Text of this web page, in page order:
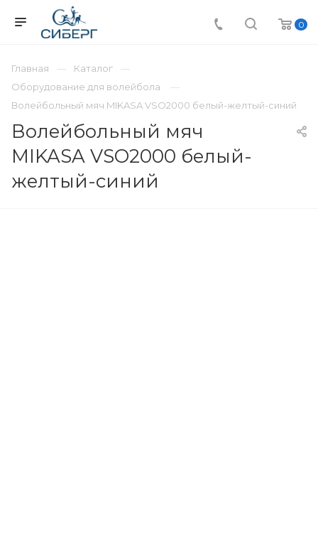
0
Главная
Каталог
Оборудование для волейбола
Волейбольный мяч MIKASA VSO2000 белый-желтый-синий
Волейбольный мяч
MIKASA VSO2000 белый-
желтый-синий